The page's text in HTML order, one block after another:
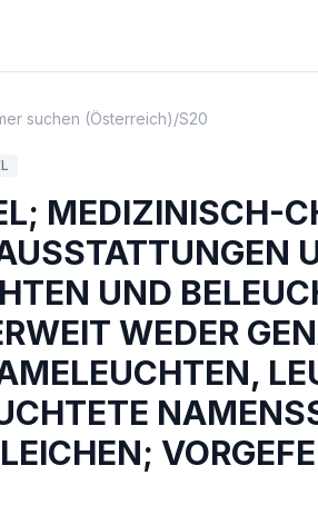
suchen (Österreich)/S20
MEDIZINISCH-
UND
WEDER